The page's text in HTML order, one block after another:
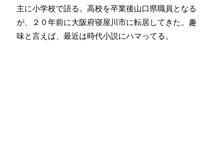
主に小学校で語る。高校を卒業後山口県職員となる
が、２０年前に大阪府寝屋川市に転居してきた。趣
味と言えば、最近は時代小説にハマってる。